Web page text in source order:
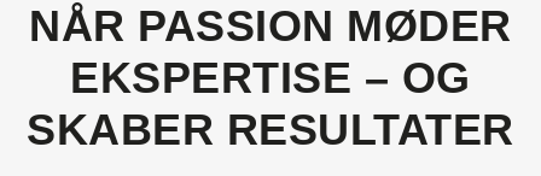
NÅR PASSION MØDER
EKSPERTISE – OG
SKABER RESULTATER